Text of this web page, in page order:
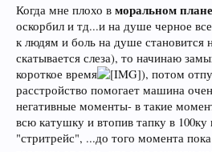
Когда мне плохо в моральном плане
оскорбил и тд...и на душе черное
к людям и боль на душе становится
скатывается слеза), то начинаю
короткое время
), потом
расстройство помогает машина
негативные моменты- в такие
всю катушку и втопив тапку в
"стритрейс", ...до того момента